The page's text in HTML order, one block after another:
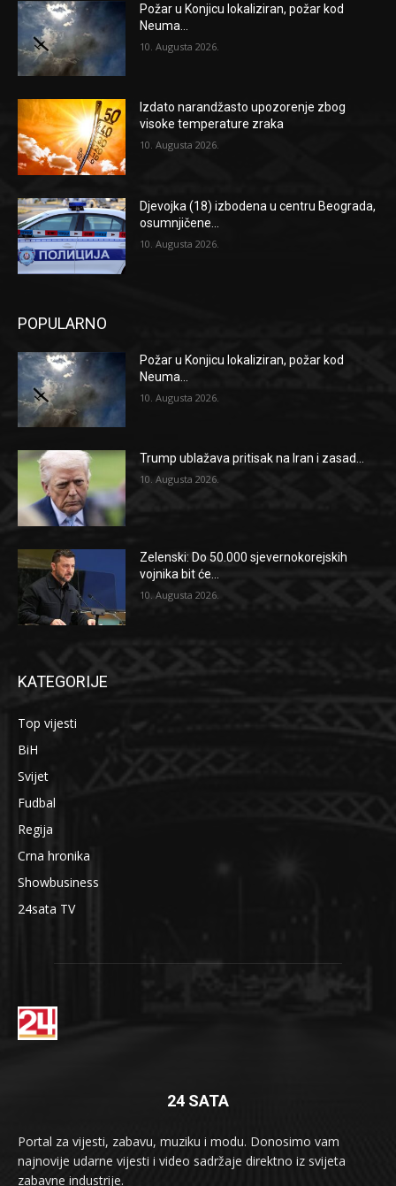
Požar u Konjicu lokaliziran, požar kod
Neuma...
10. Augusta 2026.
Izdato narandžasto upozorenje zbog
visoke temperature zraka
10. Augusta 2026.
Djevojka (18) izbodena u centru Beograda,
osumnjičene...
10. Augusta 2026.
POPULARNO
Požar u Konjicu lokaliziran, požar kod
Neuma...
10. Augusta 2026.
Trump ublažava pritisak na Iran i zasad...
10. Augusta 2026.
Zelenski: Do 50.000 sjevernokorejskih
vojnika bit će...
10. Augusta 2026.
KATEGORIJE
Top vijesti
BiH
Svijet
Fudbal
Regija
Crna hronika
Showbusiness
24sata TV
24 SATA
Portal za vijesti, zabavu, muziku i modu. Donosimo vam
najnovije udarne vijesti i video sadržaje direktno iz svijeta
zabavne industrije.